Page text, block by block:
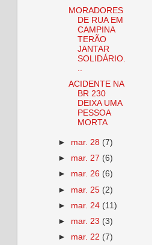
MORADORES
DE RUA EM
CAMPINA
TERÃO
JANTAR
SOLIDÁRIO.
..
ACIDENTE NA
BR 230
DEIXA UMA
PESSOA
MORTA
► mar. 28 (7)
► mar. 27 (6)
► mar. 26 (6)
► mar. 25 (2)
► mar. 24 (11)
► mar. 23 (3)
► mar. 22 (7)